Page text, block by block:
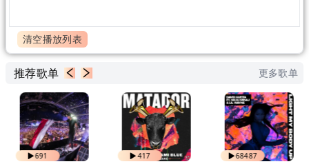
清空播放列表
推荐歌单 更多歌单
691 417 68487